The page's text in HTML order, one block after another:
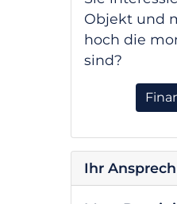
Objekt und
hoch die
sind?
Ihr